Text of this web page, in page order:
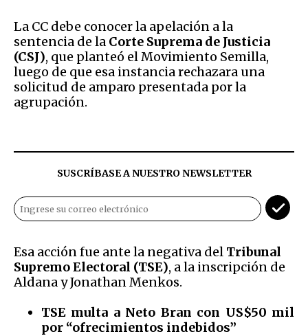
La CC debe conocer la apelación a la
sentencia de la Corte Suprema de Justicia
(CSJ), que planteó el Movimiento Semilla,
luego de que esa instancia rechazara una
solicitud de amparo presentada por la
agrupación.
SUSCRÍBASE A NUESTRO NEWSLETTER
Esa acción fue ante la negativa del Tribunal
Supremo Electoral (TSE), a la inscripción de
Aldana y Jonathan Menkos.
TSE multa a Neto Bran con US$50 mil
por “ofrecimientos indebidos”